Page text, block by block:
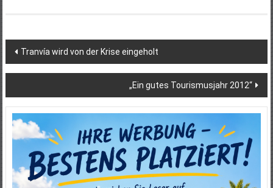
Beitragsnavigation
Tranvía wird von der Krise eingeholt
„Ein gutes Tourismusjahr 2012“